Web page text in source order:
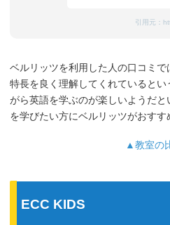
引用元：
ベルリッツを利用した人の口コミ
特長を良く理解してくれていると
がら英語を学ぶのが楽しいようだ
を学びたい方にベルリッツがおすす
▲教室の
ECC KIDS